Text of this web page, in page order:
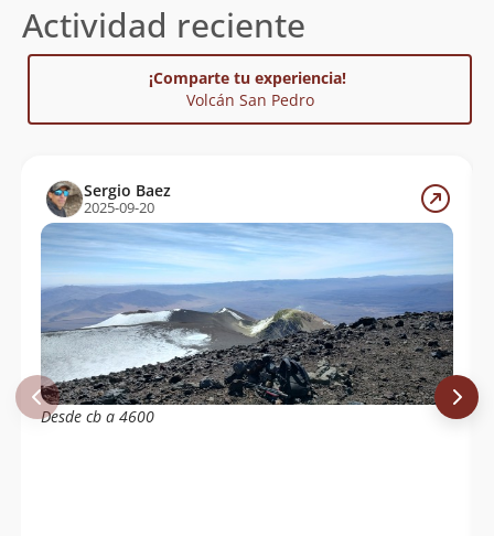
Actividad reciente
¡Comparte tu experiencia!
Volcán San Pedro
Sergio Baez
2025-09-20
Desde cb a 4600